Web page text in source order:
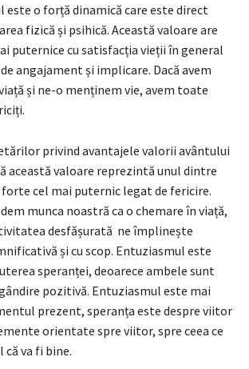
este o forță dinamică care este direct
fizică și psihică. Această valoare are
puternice cu satisfacția vieții în general
angajament și implicare. Dacă avem
și ne-o menținem vie, avem toate
privind avantajele valorii avântului
această valoare reprezintă unul dintre
forte cel mai puternic legat de fericire.
munca noastră ca o chemare în viață,
desfășurată ne împlinește
și cu scop. Entuziasmul este
speranței, deoarece ambele sunt
pozitivă. Entuziasmul este mai
prezent, speranța este despre viitor
orientate spre viitor, spre ceea ce
va fi bine.